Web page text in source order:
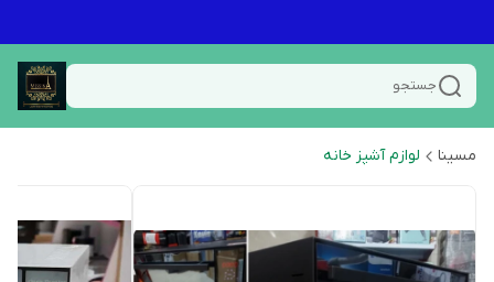
جستجو
مسینا لوازم آشپز خانه